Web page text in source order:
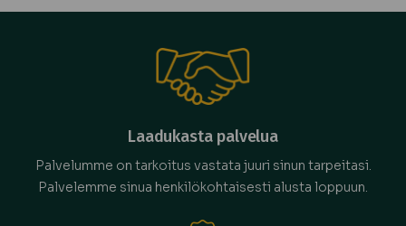
Laadukasta palvelua
Palvelumme on tarkoitus vastata juuri sinun tarpeitasi.
Palvelemme sinua henkilökohtaisesti alusta loppuun.